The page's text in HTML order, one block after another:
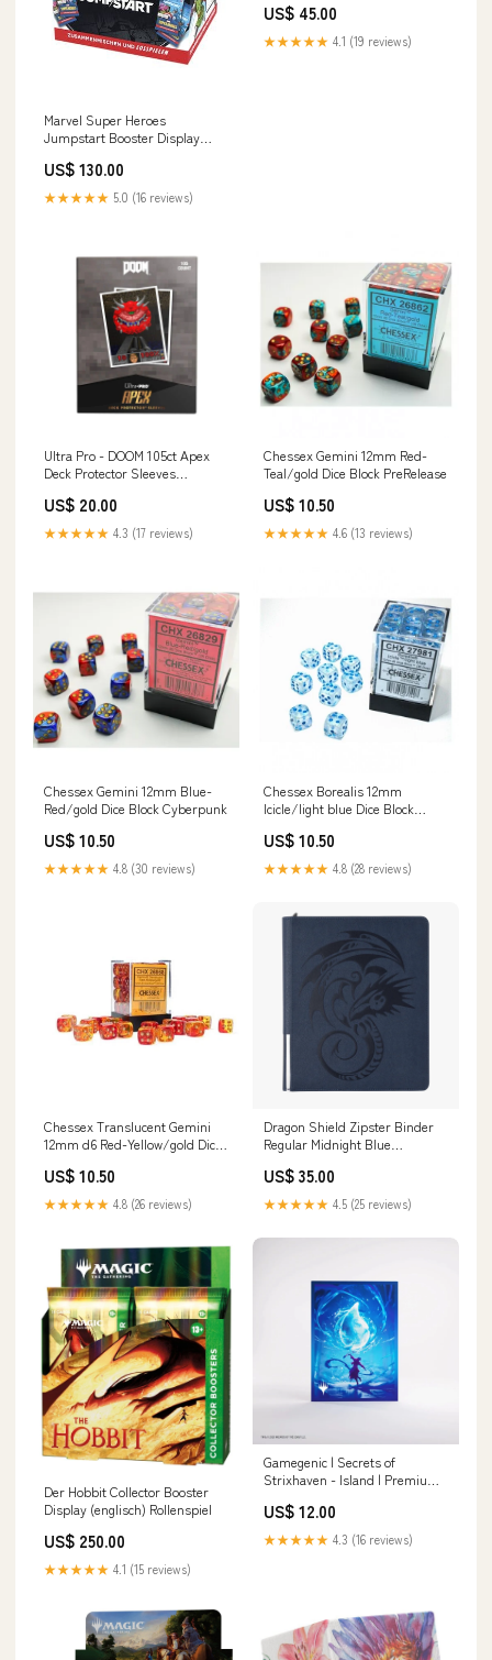
Marvel Super Heroes
Jumpstart Booster Display
US$ 130.00
★★★★★ 5.0 (16 reviews)
US$ 45.00
★★★★★ 4.1 (19 reviews)
Ultra Pro - DOOM 105ct Apex
Deck Protector Sleeves
Doom Rollenspiel
US$ 20.00
★★★★★ 4.3 (17 reviews)
Chessex Gemini 12mm Red-
Teal/gold Dice Block PreRelease
US$ 10.50
★★★★★ 4.6 (13 reviews)
Chessex Gemini 12mm Blue-
Red/gold Dice Block Cyberpunk
US$ 10.50
★★★★★ 4.8 (30 reviews)
Chessex Borealis 12mm
Icicle/light blue Dice Block
US$ 10.50
★★★★★ 4.8 (28 reviews)
Chessex Translucent Gemini
12mm d6 Red-Yellow/gold Dice
US$ 10.50
★★★★★ 4.8 (26 reviews)
Dragon Shield Zipster Binder
Regular Midnight Blue
US$ 35.00
★★★★★ 4.5 (25 reviews)
Der Hobbit Collector Booster
Display (englisch) Rollenspiel
US$ 250.00
★★★★★ 4.1 (15 reviews)
Gamegenic | Secrets of
Strixhaven - Island | Premium
US$ 12.00
★★★★★ 4.3 (16 reviews)